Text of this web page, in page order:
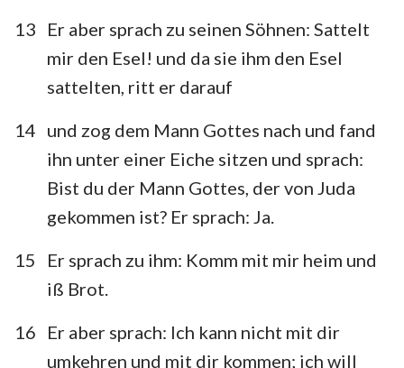
13
Er aber sprach zu seinen Söhnen: Sattelt
mir den Esel! und da sie ihm den Esel
sattelten, ritt er darauf
14 und zog dem Mann Gottes nach und fand
ihn unter einer Eiche sitzen und sprach:
Bist du der Mann Gottes, der von Juda
gekommen ist? Er sprach: Ja.
15
Er sprach zu ihm: Komm mit mir heim und
iß Brot.
16
Er aber sprach: Ich kann nicht mit dir
umkehren und mit dir kommen; ich will